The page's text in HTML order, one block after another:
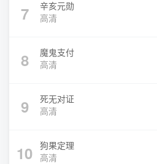
7
辛亥元勋
高清
8
魔鬼支付
高清
9
死无对证
高清
10
狗果定理
高清